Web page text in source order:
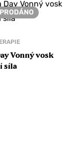
Vonný vosk
síla